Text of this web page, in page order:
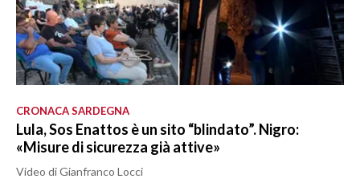
CRONACA SARDEGNA
Lula, Sos Enattos è un sito “blindato”. Nigro:
«Misure di sicurezza già attive»
Video di Gianfranco Locci